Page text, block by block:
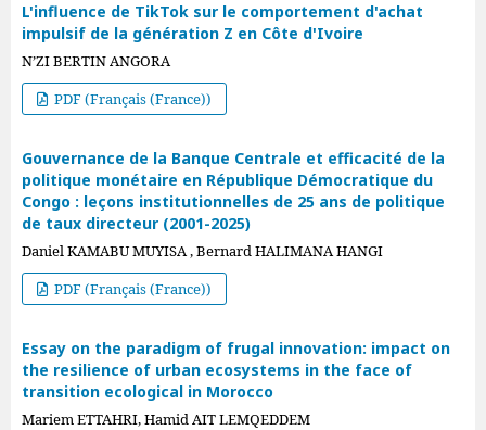
L'influence de TikTok sur le comportement d'achat
impulsif de la génération Z en Côte d'Ivoire
N’ZI BERTIN ANGORA
PDF (Français (France))
Gouvernance de la Banque Centrale et efficacité de la
politique monétaire en République Démocratique du
Congo : leçons institutionnelles de 25 ans de politique
de taux directeur (2001-2025)
Daniel KAMABU MUYISA , Bernard HALIMANA HANGI
PDF (Français (France))
Essay on the paradigm of frugal innovation: impact on
the resilience of urban ecosystems in the face of
transition ecological in Morocco
Mariem ETTAHRI, Hamid AIT LEMQEDDEM